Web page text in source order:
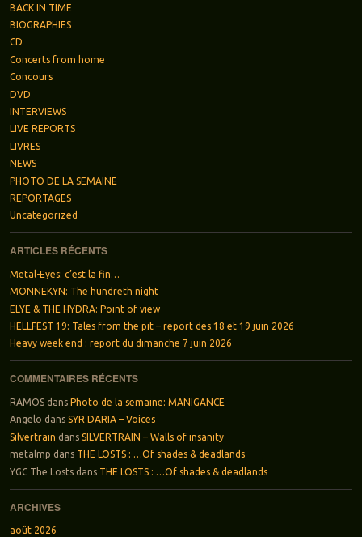
BACK IN TIME
BIOGRAPHIES
CD
Concerts from home
Concours
DVD
INTERVIEWS
LIVE REPORTS
LIVRES
NEWS
PHOTO DE LA SEMAINE
REPORTAGES
Uncategorized
ARTICLES RÉCENTS
Metal-Eyes: c’est la fin…
MONNEKYN: The hundreth night
ELYE & THE HYDRA: Point of view
HELLFEST 19: Tales from the pit – report des 18 et 19 juin 2026
Heavy week end : report du dimanche 7 juin 2026
COMMENTAIRES RÉCENTS
RAMOSdans Photo de la semaine: MANIGANCE
Angelo dans SYR DARIA – Voices
Silvertrain dans SILVERTRAIN – Walls of insanity
metalmp dans THE LOSTS : …Of shades & deadlands
YGC The Lostsdans THE LOSTS : …Of shades & deadlands
ARCHIVES
août 2026